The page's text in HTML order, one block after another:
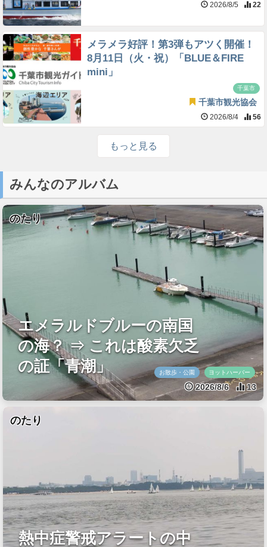
2026/8/5 22
メラメラ好評！第3弾もアツく開催！
8月11日（火・祝）「BLUE＆FIRE
mini」
千葉市
千葉市観光協会
2026/8/4 56
もっと見る
みんなのアルバム
のたり
エメラルドブルーの南国
の海？ ⇒ これは酸素欠乏
の証「青潮」
お散歩・公園 ヨットハーバー
2026/8/6 13
のたり
熱中症警戒アラートの中